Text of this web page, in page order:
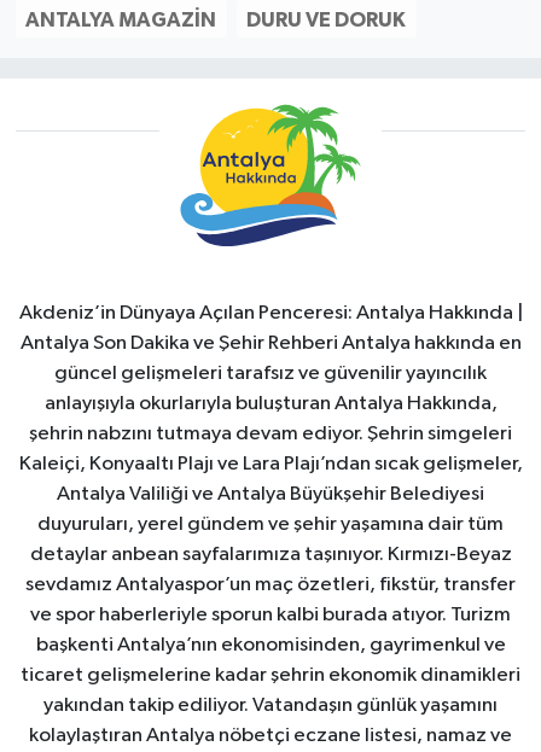
ANTALYA MAGAZIN DURU VE DORUK
Akdeniz’in Dünyaya Açılan Penceresi: Antalya Hakkında |
Antalya Son Dakika ve Şehir Rehberi Antalya hakkında en
güncel gelişmeleri tarafsız ve güvenilir yayıncılık
anlayışıyla okurlarıyla buluşturan Antalya Hakkında,
şehrin nabzını tutmaya devam ediyor. Şehrin simgeleri
Kaleiçi, Konyaaltı Plajı ve Lara Plajı’ndan sıcak gelişmeler,
Antalya Valiliği ve Antalya Büyükşehir Belediyesi
duyuruları, yerel gündem ve şehir yaşamına dair tüm
detaylar anbean sayfalarımıza taşınıyor. Kırmızı-Beyaz
sevdamız Antalyaspor’un maç özetleri, fikstür, transfer
ve spor haberleriyle sporun kalbi burada atıyor. Turizm
başkenti Antalya’nın ekonomisinden, gayrimenkul ve
ticaret gelişmelerine kadar şehrin ekonomik dinamikleri
yakından takip ediliyor. Vatandaşın günlük yaşamını
kolaylaştıran Antalya nöbetçi eczane listesi, namaz ve